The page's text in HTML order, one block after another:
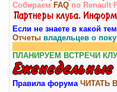
Собираем FAQ по Renault
Если не знаете в какой
Отчеты владельцев о
ПЛАНИРУЕМ ВСТРЕЧИ
Правила форума ЧИТАТЬ